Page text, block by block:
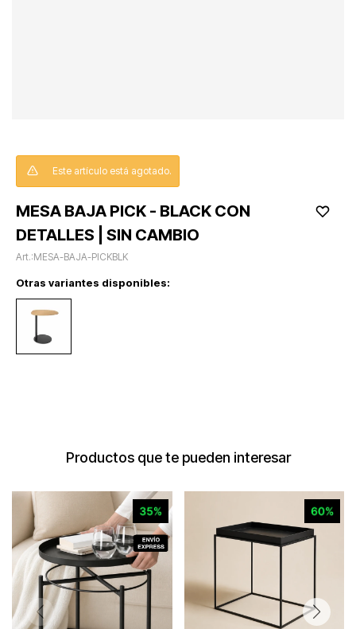
MESA BAJA PICK - BLACK CON
DETALLES | SIN CAMBIO
MESA-BAJA-PICKBLK
Este artículo está agotado.
Otras variantes disponibles:
Productos que te pueden interesar